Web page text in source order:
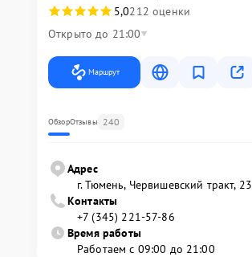
5,0212 оценки
Открыто до 21:00
Маршрут
ОбзорОтзывы 240
Адрес
г. Тюмень, ​Червишевский тракт, 23
Контакты
+7 (345) 221-57-86
Время работы
Работаем с 09:00 до 21:00